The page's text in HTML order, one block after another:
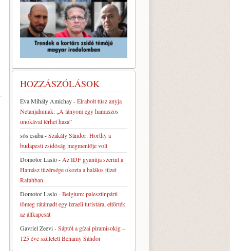
HOZZÁSZÓLÁSOK
Eva Mihály Amichay-Elrabolt túsz anyja
Netanjahunak: „A lányom egy hamaszos
unokával térhet haza”
sós csaba-Szakály Sándor: Horthy a
budapesti zsidóság megmentője volt
Domotor Laslo- Az IDF gyanúja szerint a
Hamász tüzérsége okozta a halálos tüzet
Rafahban
Domotor Laslo-Belgium: palesztinpárti
tömeg rátámadt egy izraeli turistára, eltörték
az állkapcsát
Gavriel Zeevi-Sáptól a gízai piramisokig –
125 éve született Benamy Sándor